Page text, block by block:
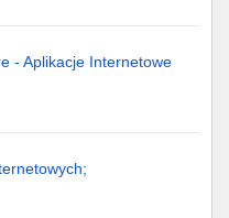
- Aplikacje Internetowe